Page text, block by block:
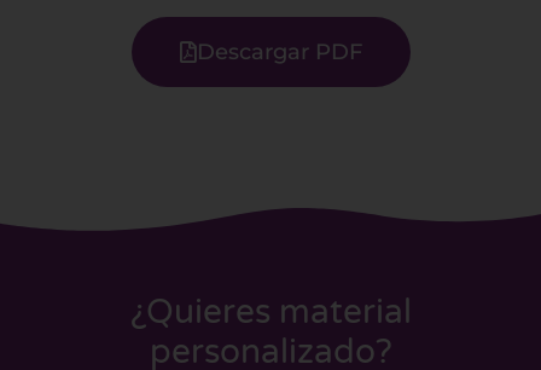
Descargar PDF
¿Quieres material
personalizado?